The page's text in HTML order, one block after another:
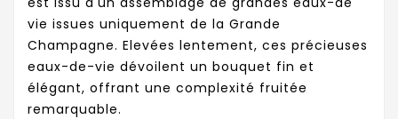
vie issues uniquement de la Grande
Champagne. Elevées lentement, ces précieuses
eaux-de-vie dévoilent un bouquet fin et
élégant, offrant une complexité fruitée
remarquable.